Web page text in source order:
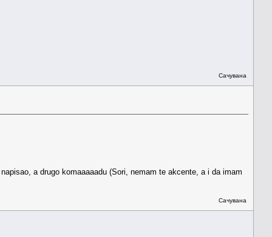
Сачувана
a drugo komaaaaadu (Sori, nemam te akcente, a i da imam
Сачувана